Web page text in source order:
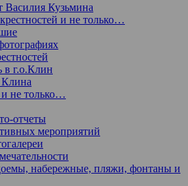
Василия Кузьмина
и не только…
в г.о.Клин
не только…
отчеты
мероприятий
набережные, пляжи, фонтаны и